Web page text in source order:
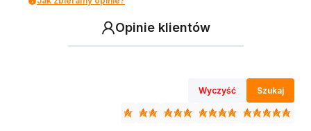
Opinie klientów
Wyczyść Szukaj